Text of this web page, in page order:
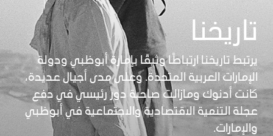
تاريخنا
يرتبط تاريخنا ارتباطًا وثيقًا بإمارة أبوظبي ودولة
الإمارات العربية المتحدة. وعلى مدى أجيال عديدة،
كانت أدنوك ومازالت صاحبة دور رئيسي في دفع
عجلة التنمية الاقتصادية والاجتماعية في أبوظبي
والإمارات.